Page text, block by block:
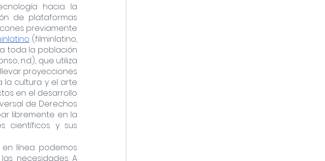
hacia la
de plataformas
previamente
(filminlatino,
toda la población
n.d.), que utiliza
proyecciones
la cultura y el arte
en el desarrollo
de Derechos
libremente en la
científicos y sus
línea podemos
necesidades. A